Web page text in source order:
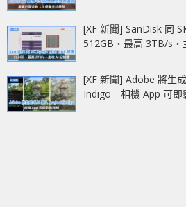
[XF 新聞] SanDisk 同
512GB‧最高 3TB/s‧
[XF 新聞] Adobe 將生
Indigo 相機 App 可即